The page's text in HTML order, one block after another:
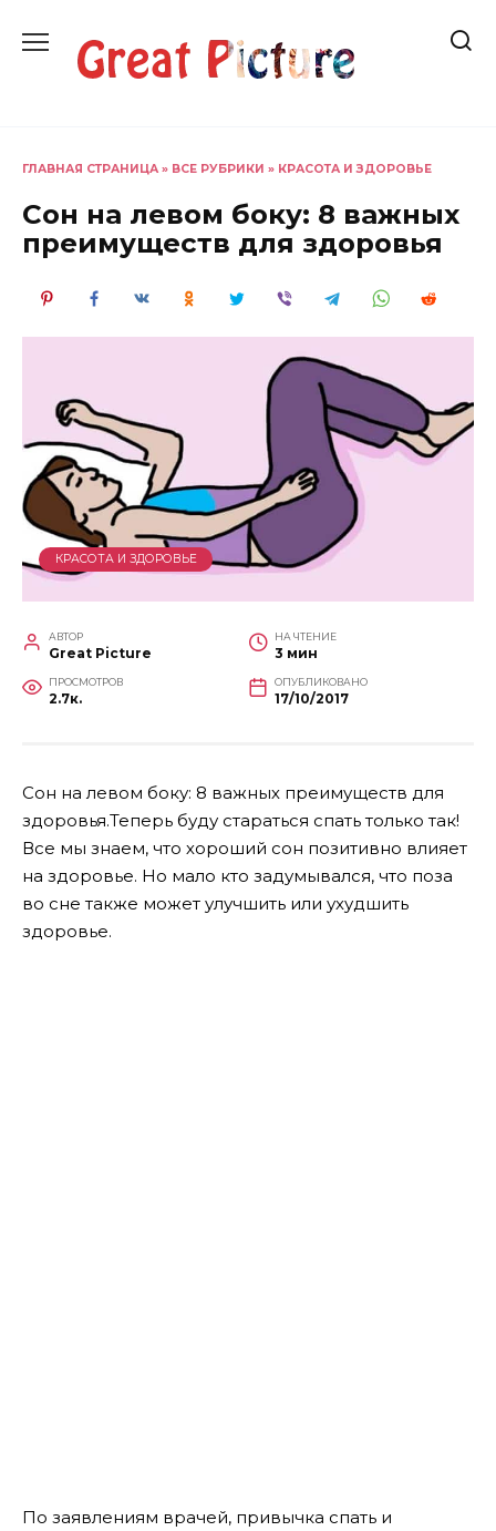
содержанию
ГЛАВНАЯ СТРАНИЦА » ВСЕ РУБРИКИ » КРАСОТА И ЗДОРОВЬЕ
Сон на левом боку: 8 важных
преимуществ для здоровья
КРАСОТА И ЗДОРОВЬЕ
АВТОР
Great Picture
НА ЧТЕНИЕ
3 мин
ПРОСМОТРОВ
2.7к.
ОПУБЛИКОВАНО
17/10/2017
Сон на левом боку: 8 важных преимуществ для
здоровья.Теперь буду стараться спать только так!
Все мы знаем, что хороший сон позитивно влияет
на здоровье. Но мало кто задумывался, что поза
во сне также может улучшить или ухудшить
здоровье.
По заявлениям врачей, привычка спать и